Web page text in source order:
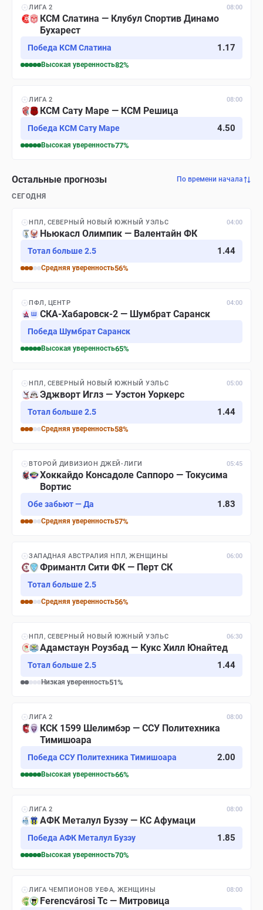
ЛИГА 2 08:00
КСМ Слатина — Клубул Спортив Динамо
Бухарест
Победа КСМ Слатина 1.17
Высокая уверенность82%
ЛИГА 2 08:00
КСМ Сату Маре — КСМ Решица
Победа КСМ Сату Маре 4.50
Высокая уверенность77%
Остальные прогнозы По времени начала
СЕГОДНЯ
НПЛ, СЕВЕРНЫЙ НОВЫЙ ЮЖНЫЙ УЭЛЬС 04:00
Ньюкасл Олимпик — Валентайн ФК
Тотал больше 2.5 1.44
Средняя уверенность56%
ПФЛ, ЦЕНТР 04:00
Ш СКА-Хабаровск-2 — Шумбрат Саранск
Победа Шумбрат Саранск
Высокая уверенность65%
НПЛ, СЕВЕРНЫЙ НОВЫЙ ЮЖНЫЙ УЭЛЬС 05:00
Эджворт Иглз — Уэстон Уоркерс
Тотал больше 2.5 1.44
Средняя уверенность58%
ВТОРОЙ ДИВИЗИОН ДЖЕЙ-ЛИГИ 05:45
Хоккайдо Консадоле Саппоро — Токусима
Вортис
Обе забьют — Да 1.83
Средняя уверенность57%
ЗАПАДНАЯ АВСТРАЛИЯ НПЛ, ЖЕНЩИНЫ 06:00
Фримантл Сити ФК — Перт СК
Тотал больше 2.5
Средняя уверенность56%
НПЛ, СЕВЕРНЫЙ НОВЫЙ ЮЖНЫЙ УЭЛЬС 06:30
Адамстаун Роузбад — Кукс Хилл Юнайтед
Тотал больше 2.5 1.44
Низкая уверенность51%
ЛИГА 2 08:00
КСК 1599 Шелимбэр — ССУ Политехника
Тимишоара
Победа ССУ Политехника Тимишоара 2.00
Высокая уверенность66%
ЛИГА 2 08:00
АФК Металул Бузэу — КС Афумаци
Победа АФК Металул Бузэу 1.85
Высокая уверенность70%
ЛИГА ЧЕМПИОНОВ УЕФА, ЖЕНЩИНЫ 08:00
Ferencvárosi Tc — Митровица